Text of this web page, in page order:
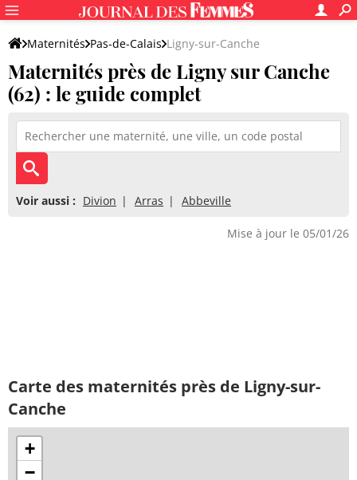
Maternités Pas-de-Calais Ligny-sur-Canche
Maternités près de Ligny sur Canche
(62) : le guide complet
Voir aussi : Divion Arras Abbeville
Mise à jour le 05/01/26
Carte des maternités près de Ligny-sur-
Canche
+
−